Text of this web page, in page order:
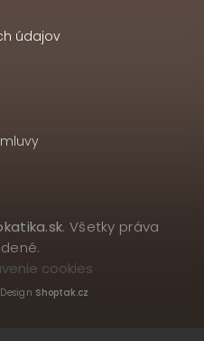
údajov
. Všetky práva
cookies
Shoptak.cz